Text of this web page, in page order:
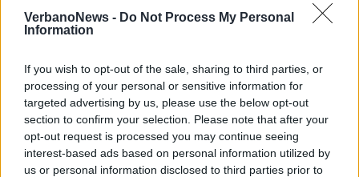
VerbanoNews - Do Not Process My Personal
Information
If you wish to opt-out of the sale, sharing to third parties, or
processing of your personal or sensitive information for
targeted advertising by us, please use the below opt-out
section to confirm your selection. Please note that after your
opt-out request is processed you may continue seeing
interest-based ads based on personal information utilized by
us or personal information disclosed to third parties prior to
Via Confalonieri, 5
Castronno
Tutti gli eventi
diagosto